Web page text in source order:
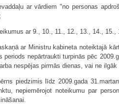
ar vārdiem "no personas
ar 9., 10., 11., 12., 13., 14., 15.,
ar Ministru kabineta noteiktajā
periods nepārtraukti turpinās pēc
nespējas pirmās dienas, vai ne
piedzimis līdz 2009.gada
nepiemērojot noteikumu par